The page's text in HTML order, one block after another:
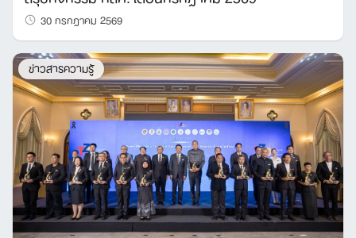
30 กรกฎาคม 2569
ข่าวสารความรู้